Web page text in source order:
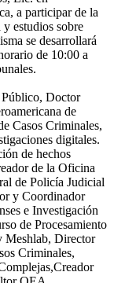
a participar de la
estudios sobre
se desarrollará
de 10:00 a
Doctor
de
Casos Criminales,
digitales.
de hechos
de la Oficina
de Policía Judicial
y Coordinador
e Investigación
de Procesamiento
Meshlab, Director
Criminales,